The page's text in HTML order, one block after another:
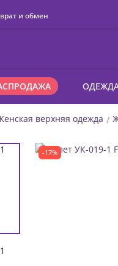
и обмен
верхняя одежда
-17%